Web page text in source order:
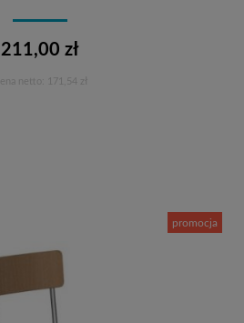
211,00 zł
171,54 zł
promocja